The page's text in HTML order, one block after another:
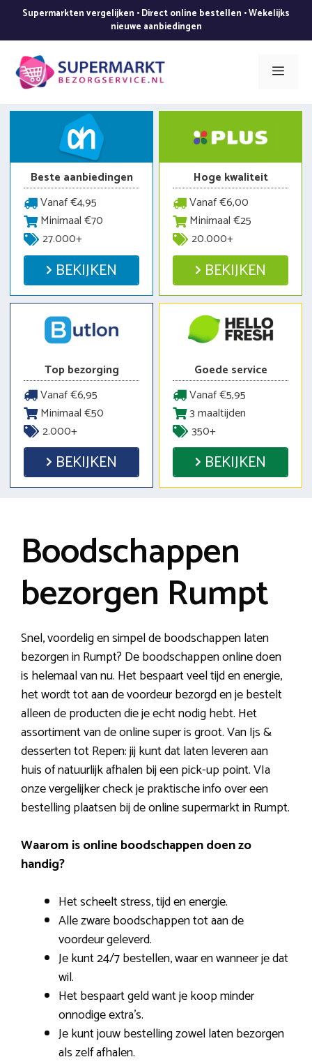
de
inhoud
Supermarkten vergelijken • Direct online bestellen • Wekelijks
nieuwe aanbiedingen
Menu
Beste aanbiedingen
Vanaf €4,95
Minimaal €70
27.000+
BEKIJKEN
Hoge kwaliteit
Vanaf €6,00
Minimaal €25
20.000+
BEKIJKEN
Top bezorging
Vanaf €6,95
Minimaal €50
2.000+
BEKIJKEN
Goede service
Vanaf €5,95
3 maaltijden
350+
BEKIJKEN
Boodschappen
bezorgen Rumpt
Snel, voordelig en simpel de boodschappen laten
bezorgen in Rumpt? De boodschappen online doen
is helemaal van nu. Het bespaart veel tijd en energie,
het wordt tot aan de voordeur bezorgd en je bestelt
alleen de producten die je echt nodig hebt. Het
assortiment van de online super is groot. Van Ijs &
desserten tot Repen: jij kunt dat laten leveren aan
huis of natuurlijk afhalen bij een pick-up point. VIa
onze vergelijker check je praktische info over een
bestelling plaatsen bij de online supermarkt in Rumpt.
Waarom is online boodschappen doen zo
handig?
Het scheelt stress, tijd en energie.
Alle zware boodschappen tot aan de
voordeur geleverd.
Je kunt 24/7 bestellen, waar en wanneer je dat
wil.
Het bespaart geld want je koop minder
onnodige extra’s.
Je kunt jouw bestelling zowel laten bezorgen
als zelf afhalen.